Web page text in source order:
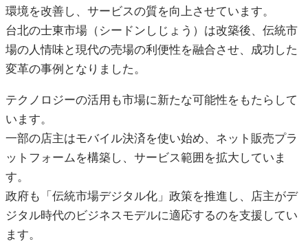
環境を改善し、サービスの質を向上させています。
台北の士東市場（シードンしじょう）は改築後、伝統市
場の人情味と現代の売場の利便性を融合させ、成功した
変革の事例となりました。
テクノロジーの活用も市場に新たな可能性をもたらして
います。
一部の店主はモバイル決済を使い始め、ネット販売プラ
ットフォームを構築し、サービス範囲を拡大していま
す。
政府も「伝統市場デジタル化」政策を推進し、店主がデ
ジタル時代のビジネスモデルに適応するのを支援してい
ます。